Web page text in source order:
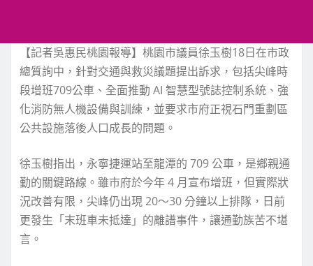
【記者吳惠民桃園報導】桃園市議員徐玉樹18日在市政
總質詢中，針對交通與救災議題提出訴求，包括尖峰時
段增班709公車、全面推動 AI 智慧型號誌控制系統、強
化消防無人機設備與訓練，並要求市府正視石門重劃區
公共設施落後人口成長的問題。
徐玉樹指出，永寧捷運站至龍潭的 709 公車，是鄉親通
勤的關鍵路線。雖市府於今年 4 月宣布增班，但實際狀
況改善有限，尖峰仍出現 20〜30 分鐘以上排隊，日前
更發生「末班車未抵達」的離譜事件，讓通勤族苦不堪
言。